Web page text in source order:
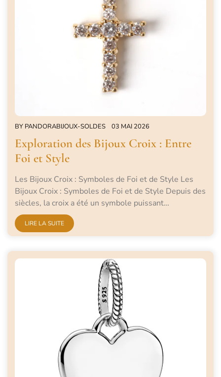
BY PANDORABIJOUX-SOLDES 03 MAI 2026
Exploration des Bijoux Croix : Entre
Foi et Style
Les Bijoux Croix : Symboles de Foi et de Style Les
Bijoux Croix : Symboles de Foi et de Style Depuis des
siècles, la croix a été un symbole puissant…
LIRE LA SUITE